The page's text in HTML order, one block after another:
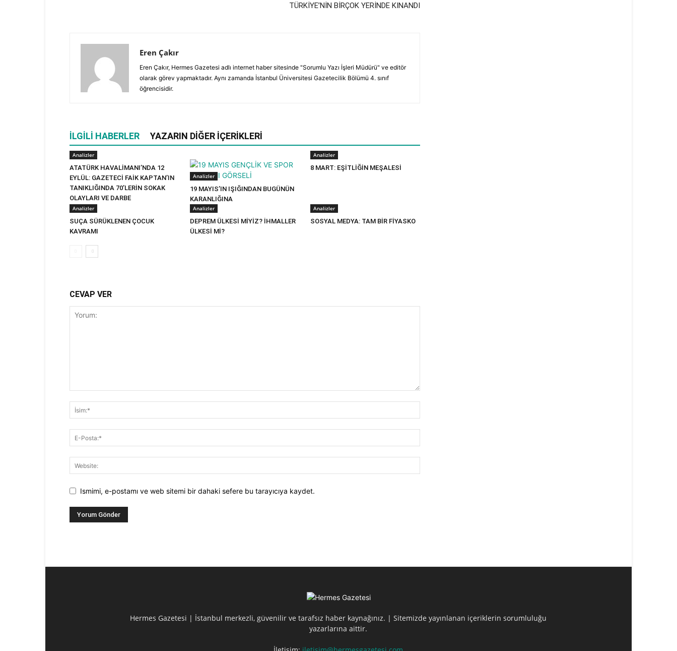
TÜRKİYE’NİN BİRÇOK YERİNDE KINANDI
Eren Çakır
Eren Çakır, Hermes Gazetesi adlı internet haber sitesinde "Sorumlu Yazı İşleri Müdürü" ve editör
olarak görev yapmaktadır. Aynı zamanda İstanbul Üniversitesi Gazetecilik Bölümü 4. sınıf
öğrencisidir.
İLGILI HABERLER YAZARIN DIĞER İÇERIKLERI
Analizler
ATATÜRK HAVALİMANI’NDA 12
EYLÜL: GAZETECİ FAİK KAPTAN’IN
TANIKLIĞINDA 70’LERİN SOKAK
OLAYLARI VE DARBE
Analizler
19 MAYIS’IN IŞIĞINDAN BUGÜNÜN
KARANLIĞINA
Analizler
8 MART: EŞİTLİĞİN MEŞALESİ
Analizler
SUÇA SÜRÜKLENEN ÇOCUK
KAVRAMI
Analizler
DEPREM ÜLKESİ MİYİZ? İHMALLER
ÜLKESİ Mİ?
Analizler
SOSYAL MEDYA: TAM BİR FİYASKO
CEVAP VER
Ismimi, e-postamı ve web sitemi bir dahaki sefere bu tarayıcıya kaydet.
Hermes Gazetesi | İstanbul merkezli, güvenilir ve tarafsız haber kaynağınız. | Sitemizde yayınlanan içeriklerin sorumluluğu
yazarlarına aittir.